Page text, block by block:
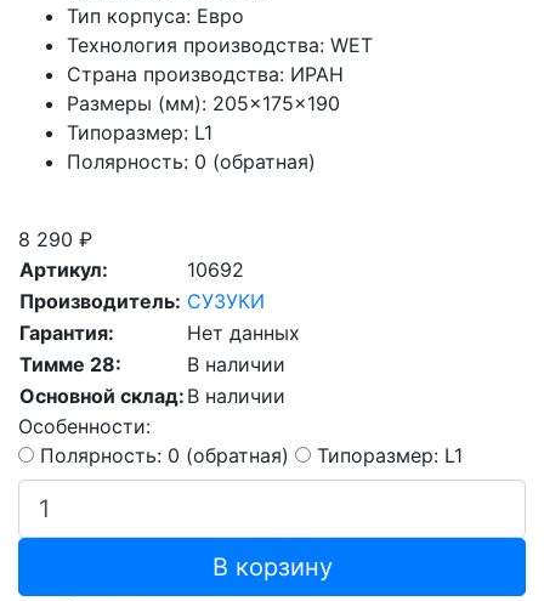
Тип корпуса: Евро
Технология производства: WET
Страна производства: ИРАН
Размеры (мм): 205×175×190
Типоразмер: L1
Полярность: 0 (обратная)
8 290 ₽
Артикул:
10692
Производитель: СУЗУКИ
Гарантия:
Нет данных
Тимме 28:
В наличии
Основной склад: В наличии
Особенности:
Полярность: 0 (обратная)
Типоразмер: L1
В корзину